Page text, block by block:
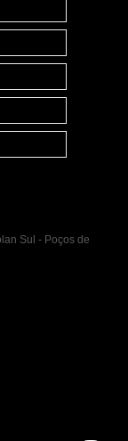
Sul - Poços de